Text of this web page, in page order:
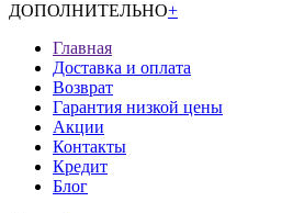
ДОПОЛНИТЕЛЬНО+
Главная
Доставка и оплата
Возврат
Гарантия низкой цены
Акции
Контакты
Кредит
Блог